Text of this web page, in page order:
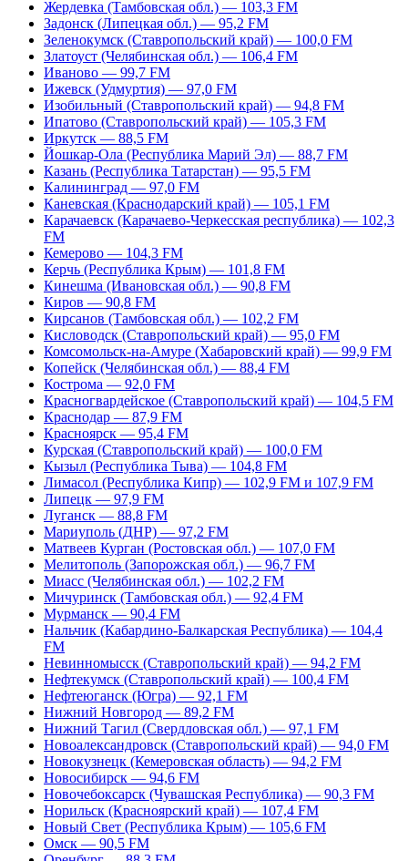
Жердевка (Тамбовская обл.) — 103,3 FM
Задонск (Липецкая обл.) — 95,2 FM
Зеленокумск (Ставропольский край) — 100,0 FM
Златоуст (Челябинская обл.) — 106,4 FM
Иваново — 99,7 FM
Ижевск (Удмуртия) — 97,0 FM
Изобильный (Ставропольский край) — 94,8 FM
Ипатово (Ставропольский край) — 105,3 FM
Иркутск — 88,5 FM
Йошкар-Ола (Республика Марий Эл) — 88,7 FM
Казань (Республика Татарстан) — 95,5 FM
Калининград — 97,0 FM
Каневская (Краснодарский край) — 105,1 FM
Карачаевск (Карачаево-Черкесская республика) — 102,3
FM
Кемерово — 104,3 FM
Керчь (Республика Крым) — 101,8 FM
Кинешма (Ивановская обл.) — 90,8 FM
Киров — 90,8 FM
Кирсанов (Тамбовская обл.) — 102,2 FM
Кисловодск (Ставропольский край) — 95,0 FM
Комсомольск-на-Амуре (Хабаровский край) — 99,9 FM
Копейск (Челябинская обл.) — 88,4 FM
Кострома — 92,0 FM
Красногвардейское (Ставропольский край) — 104,5 FM
Краснодар — 87,9 FM
Красноярск — 95,4 FM
Курская (Ставропольский край) — 100,0 FM
Кызыл (Республика Тыва) — 104,8 FM
Лимасол (Республика Кипр) — 102,9 FM и 107,9 FM
Липецк — 97,9 FM
Луганск — 88,8 FM
Мариуполь (ДНР) — 97,2 FM
Матвеев Курган (Ростовская обл.) — 107,0 FM
Мелитополь (Запорожская обл.) — 96,7 FM
Миасс (Челябинская обл.) — 102,2 FM
Мичуринск (Тамбовская обл.) — 92,4 FM
Мурманск — 90,4 FM
Нальчик (Кабардино-Балкарская Республика) — 104,4
FM
Невинномысск (Ставропольский край) — 94,2 FM
Нефтекумск (Ставропольский край) — 100,4 FM
Нефтеюганск (Югра) — 92,1 FM
Нижний Новгород — 89,2 FM
Нижний Тагил (Свердловская обл.) — 97,1 FM
Новоалександровск (Ставропольский край) — 94,0 FM
Новокузнецк (Кемеровская область) — 94,2 FM
Новосибирск — 94,6 FM
Новочебоксарск (Чувашская Республика) — 90,3 FM
Норильск (Красноярский край) — 107,4 FM
Новый Свет (Республика Крым) — 105,6 FM
Омск — 90,5 FM